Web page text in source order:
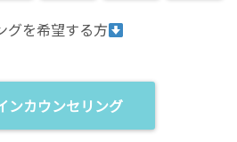
グを希望する方
ンカウンセリング